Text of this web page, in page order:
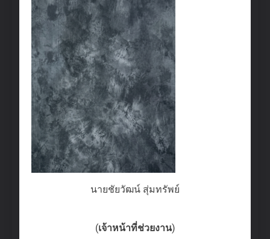
นายชัยวัฒน์ สุ่มทรัพย์
(เจ้าหน้าที่ช่วยงาน)